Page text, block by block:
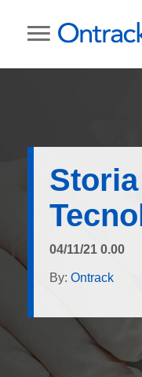
04/11/21 0.00
By: Ontrack